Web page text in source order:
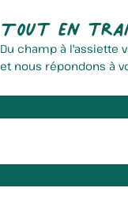
Tout en
Du champ à l'assiette
et nous répondons à